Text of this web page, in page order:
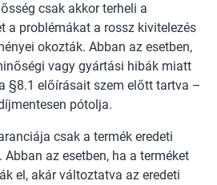
csak akkor terheli a
a problémákat a rossz kivitelezés
okozták. Abban az esetben,
vagy gyártási hibák miatt
§8.1 előírásait szem előtt tartva –
pótolja.
csak a termék eredeti
az esetben, ha a terméket
el, akár változtatva az eredeti